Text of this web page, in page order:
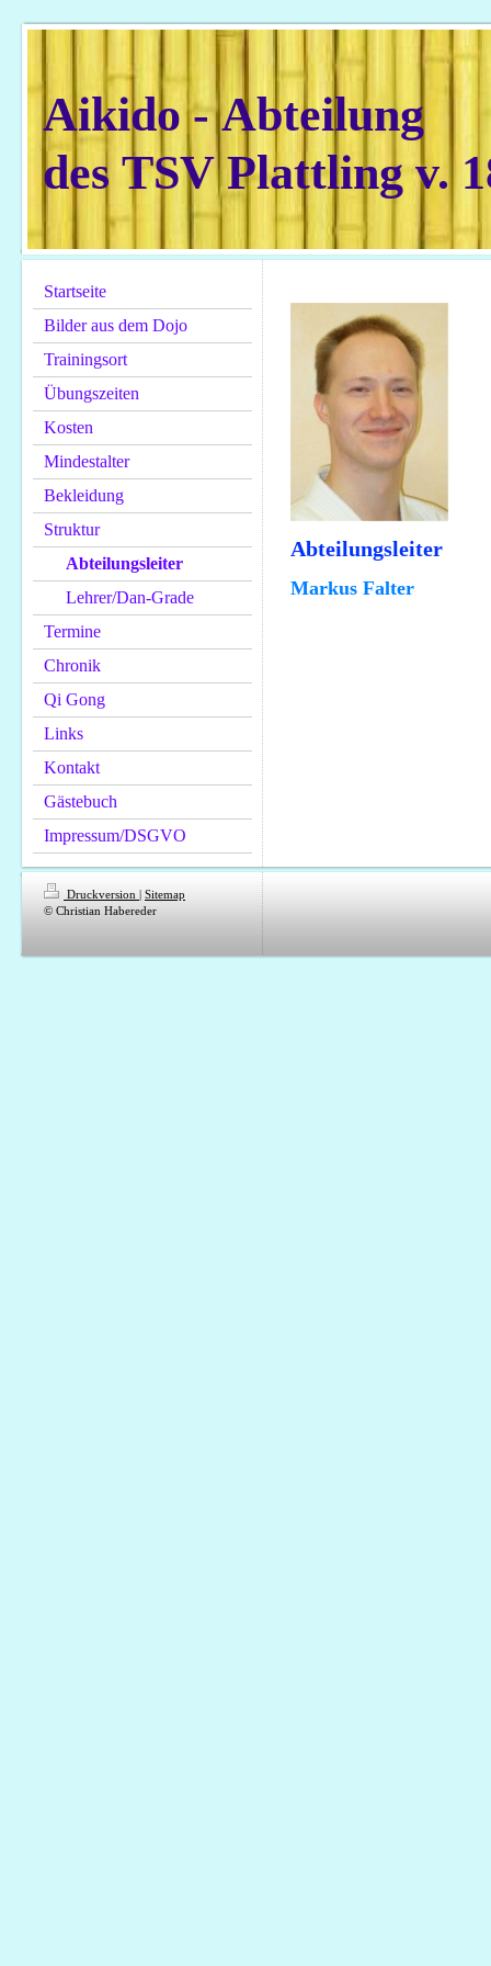
Aikido - Abteilung
des TSV Plattling v.
Startseite
Bilder aus dem Dojo
Trainingsort
Übungszeiten
Kosten
Mindestalter
Bekleidung
Struktur
Abteilungsleiter
Lehrer/Dan-Grade
Termine
Chronik
Qi Gong
Links
Kontakt
Gästebuch
Impressum/DSGVO
Abteilungsleiter
Markus Falter
Druckversion | Sitemap
© Christian Habereder